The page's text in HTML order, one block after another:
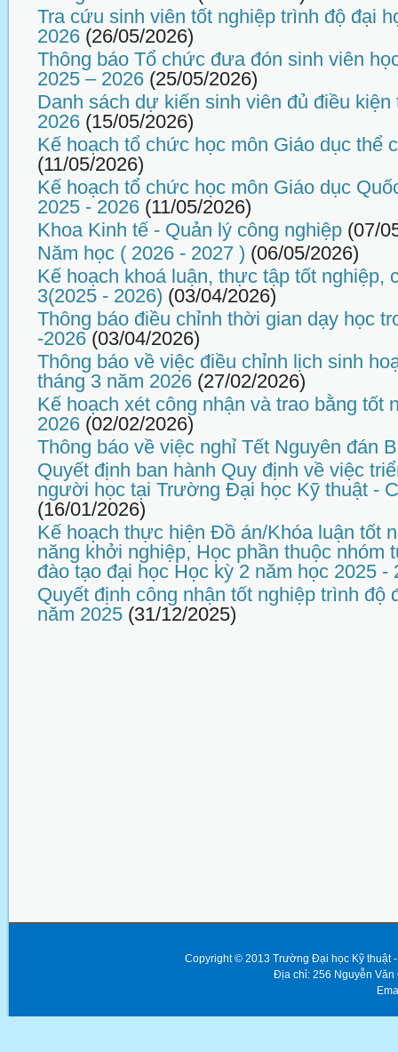
Tra cứu sinh viên tốt nghiệp trình độ đại
2026 (26/05/2026)
Thông báo Tổ chức đưa đón sinh viên
2025 – 2026 (25/05/2026)
Danh sách dự kiến sinh viên đủ điều
2026 (15/05/2026)
Kế hoạch tổ chức học môn Giáo dục thể
(11/05/2026)
Kế hoạch tổ chức học môn Giáo dục
2025 - 2026 (11/05/2026)
Khoa Kinh tế - Quản lý công nghiệp (07/
Năm học ( 2026 - 2027 ) (06/05/2026)
Kế hoạch khoá luận, thực tập tốt nghiệp,
3(2025 - 2026) (03/04/2026)
Thông báo điều chỉnh thời gian dạy học
-2026 (03/04/2026)
Thông báo về việc điều chỉnh lịch sinh
tháng 3 năm 2026 (27/02/2026)
Kế hoạch xét công nhận và trao bằng tốt
2026 (02/02/2026)
Thông báo về việc nghỉ Tết Nguyên đán
Quyết định ban hành Quy định về việc
người học tại Trường Đại học Kỹ thuật -
(16/01/2026)
Kế hoạch thực hiện Đồ án/Khóa luận tốt
năng khởi nghiệp, Học phần thuộc
đào tạo đại học Học kỳ 2 năm học 2025 -
Quyết định công nhận tốt nghiệp trình độ
năm 2025 (31/12/2025)
Copyright © 2013 Trường Đại học Kỹ thuật
Địa chỉ: 256 Nguyễn Văn